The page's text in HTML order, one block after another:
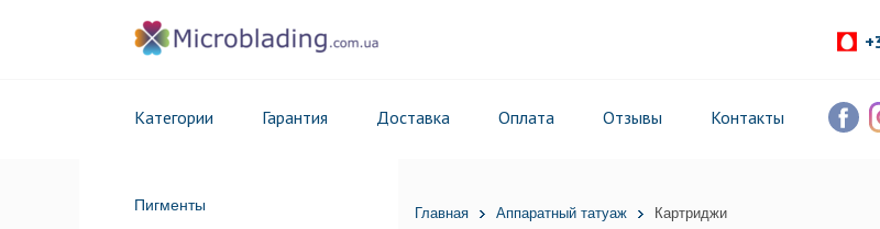
Категории Гарантия Доставка Оплата Отзывы Контакты
Пигменты Главная Аппаратный татуаж Картриджи